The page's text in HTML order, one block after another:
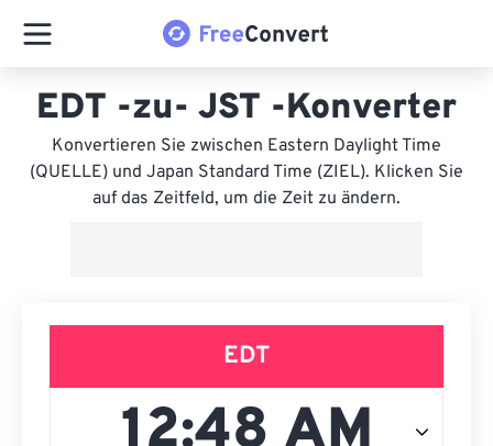
EDT -zu- JST -Konverter
Konvertieren Sie zwischen Eastern Daylight Time
(QUELLE) und Japan Standard Time (ZIEL). Klicken Sie
auf das Zeitfeld, um die Zeit zu ändern.
EDT